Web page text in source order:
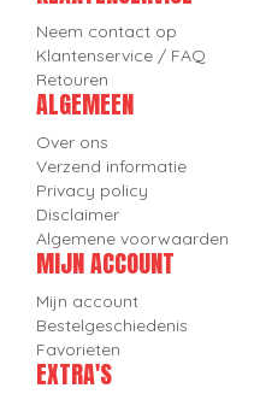
Neem contact op
Klantenservice / FAQ
Retouren
ALGEMEEN
Over ons
Verzend informatie
Privacy policy
Disclaimer
Algemene voorwaarden
MIJN ACCOUNT
Mijn account
Bestelgeschiedenis
Favorieten
EXTRA'S